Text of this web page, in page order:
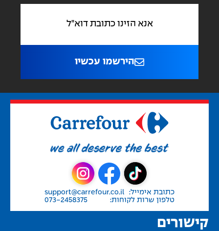
הירשמו עכשיו
כתובת אימייל:
support@carrefour.co.il
טלפון שרות לקוחות:
073-2458375
קישורים